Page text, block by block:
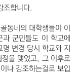
조합니다.
동네의 대학생들이 이
군민들도 이 학교에
변경 당시 학교와 지
을 맺었고, 그 이후로
나 강조하는걸로 보입